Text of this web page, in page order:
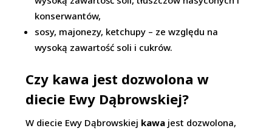
konserwantów,
sosy, majonezy, ketchupy – ze względu na
wysoką zawartość soli i cukrów.
Czy kawa jest dozwolona w
diecie Ewy Dąbrowskiej?
W diecie Ewy Dąbrowskiej kawa jest dozwolona,